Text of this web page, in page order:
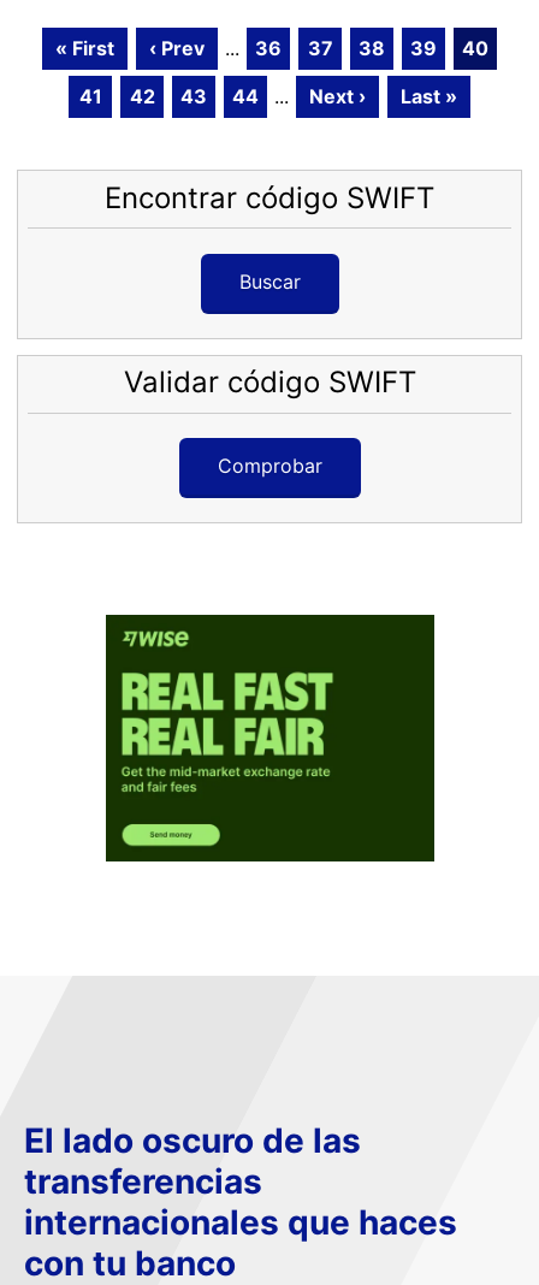
« First ‹ Prev ... 36 37 38 39
40
41
42 43 44 ... Next › Last »
Encontrar código SWIFT
Buscar
Validar código SWIFT
Comprobar
El lado oscuro de las
transferencias
internacionales que haces
con tu banco